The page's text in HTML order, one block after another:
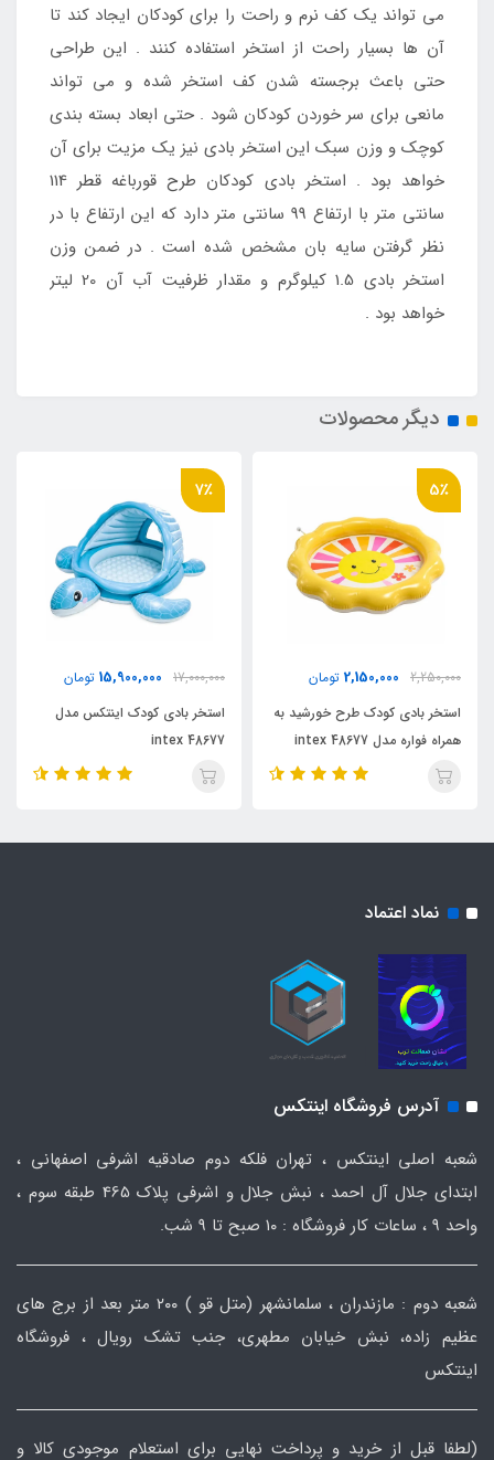
می تواند یک کف نرم و راحت را برای کودکان ایجاد کند تا
آن ها بسیار راحت از استخر استفاده کنند . این طراحی
حتی باعث برجسته شدن کف استخر شده و می تواند
مانعی برای سر خوردن کودکان شود . حتی ابعاد بسته بندی
کوچک و وزن سبک این استخر بادی نیز یک مزیت برای آن
خواهد بود . استخر بادی کودکان طرح قورباغه قطر 114
سانتی متر با ارتفاع 99 سانتی متر دارد که این ارتفاع با در
نظر گرفتن سایه بان مشخص شده است . در ضمن وزن
استخر بادی 1.5 کیلوگرم و مقدار ظرفیت آب آن 20 لیتر
خواهد بود .
دیگر محصولات
5٪
2,250,000
2,150,000 تومان
استخر بادی کودک طرح خورشید به
همراه فواره مدل 48677 intex
7٪
17,000,000
15,900,000 تومان
استخر بادی کودک اینتکس مدل
48677 intex
نماد اعتماد
آدرس فروشگاه اینتکس
شعبه اصلی اینتکس ، تهران فلکه دوم صادقیه اشرفی اصفهانی ،
ابتدای جلال آل احمد ، نبش جلال و اشرفی پلاک 465 طبقه سوم ،
واحد ۹ ، ساعات کار فروشگاه : ۱۰ صبح تا ۹ شب.
شعبه دوم : مازندران ، سلمانشهر (متل قو ) ۲۰۰ متر بعد از برج های
عظیم زاده، نبش خیابان مطهری، جنب تشک رویال ، فروشگاه
اینتکس
(لطفا قبل از خرید و پرداخت نهایی برای استعلام موجودی کالا و